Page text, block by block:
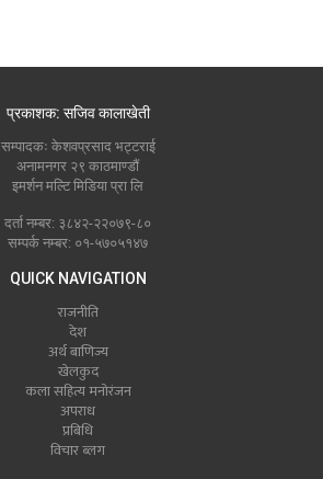
प्रकाशक: सजिव कालाखेती
सम्पादकः केशवप्रसाद भट्टराई
अनामनगर २९ काठमाण्डौं
इमर्शन मल्टि मिडिया प्रा लि
दर्ता नम्बर: ३८४२-२२०७९-८०
सम्पर्क नम्बर: ०१-५७०५१४७
QUICK NAVIGATION
राजनीति
देश
अर्थ बाणिज्य
खेलकुद
कला सहित्य मनोरंजन
अपराध
प्रबिधि
विचार ब्लग